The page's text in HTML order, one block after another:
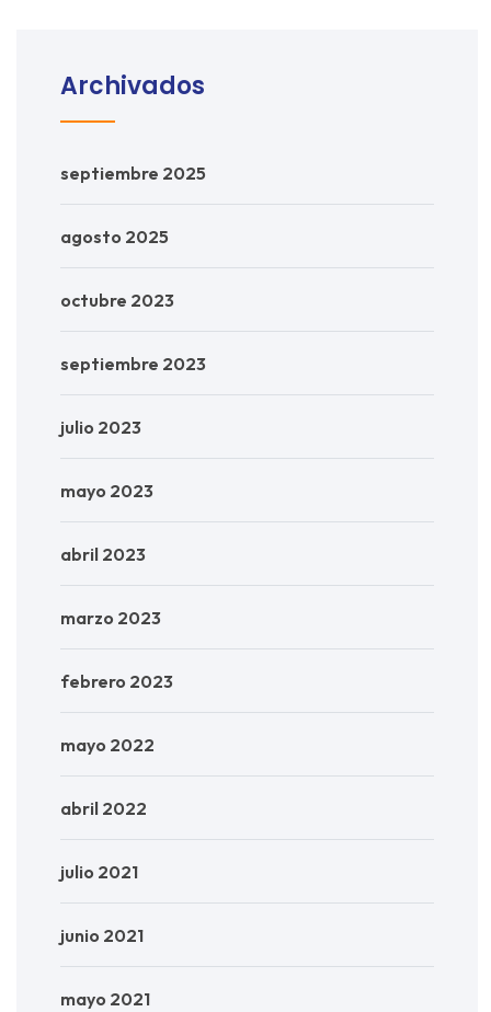
Archivados
septiembre 2025
agosto 2025
octubre 2023
septiembre 2023
julio 2023
mayo 2023
abril 2023
marzo 2023
febrero 2023
mayo 2022
abril 2022
julio 2021
junio 2021
mayo 2021